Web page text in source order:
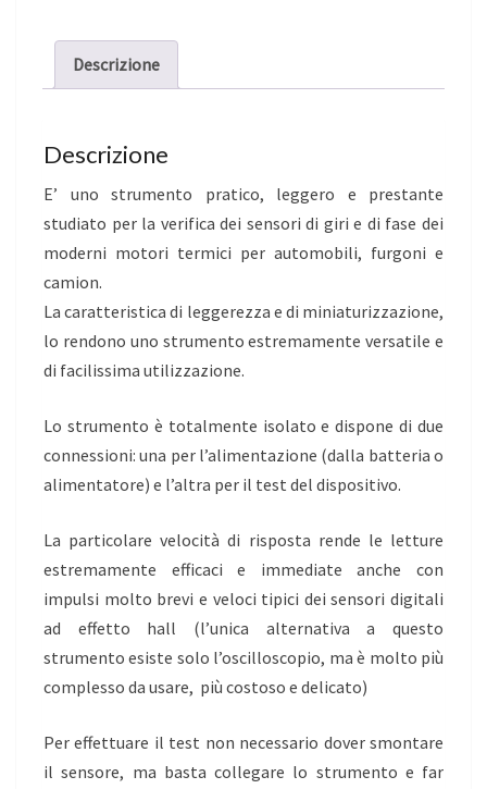
b
o
o
k
t
e
r
Descrizione
Descrizione
E’ uno strumento pratico, leggero e prestante
studiato per la verifica dei sensori di giri e di fase dei
moderni motori termici per automobili, furgoni e
camion.
La caratteristica di leggerezza e di miniaturizzazione,
lo rendono uno strumento estremamente versatile e
di facilissima utilizzazione.
Lo strumento è totalmente isolato e dispone di due
connessioni: una per l’alimentazione (dalla batteria o
alimentatore) e l’altra per il test del dispositivo.
La particolare velocità di risposta rende le letture
estremamente efficaci e immediate anche con
impulsi molto brevi e veloci tipici dei sensori digitali
ad effetto hall (l’unica alternativa a questo
strumento esiste solo l’oscilloscopio, ma è molto più
complesso da usare, più costoso e delicato)
Per effettuare il test non necessario dover smontare
il sensore, ma basta collegare lo strumento e far